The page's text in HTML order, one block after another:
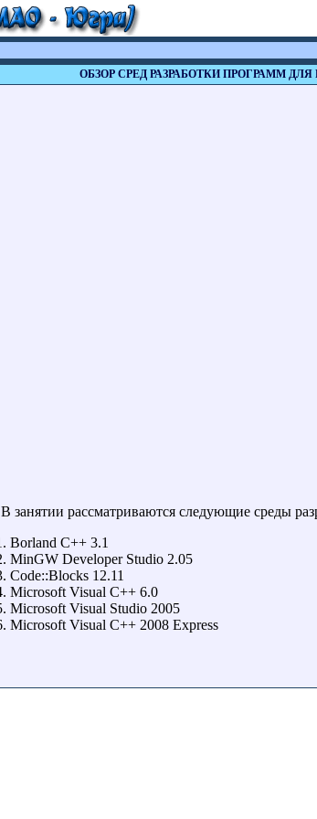
ОБЗОР СРЕД РАЗРАБОТКИ ПРОГРАММ
В занятии рассматриваются следующие среды
Borland C++ 3.1
MinGW Developer Studio 2.05
Code::Blocks 12.11
Microsoft Visual C++ 6.0
Microsoft Visual Studio 2005
Microsoft Visual C++ 2008 Express